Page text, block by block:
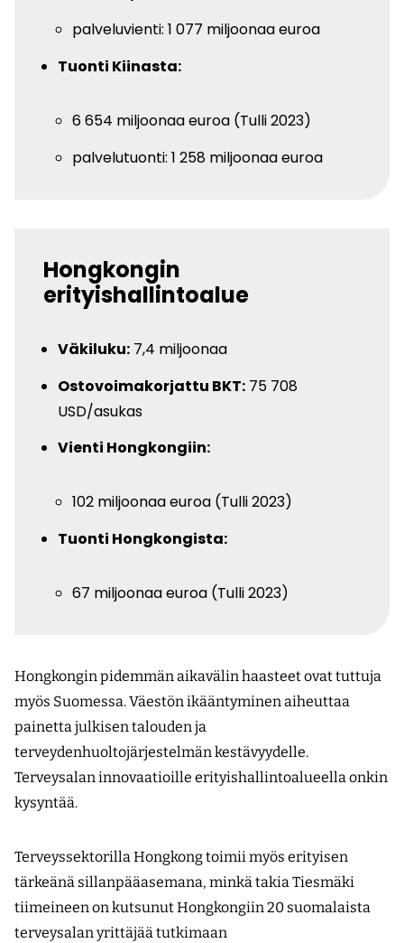
palveluvienti: 1 077 miljoonaa euroa
Tuonti Kiinasta:
6 654 miljoonaa euroa (Tulli 2023)
palvelutuonti: 1 258 miljoonaa euroa
Hongkongin
erityishallintoalue
Väkiluku: 7,4 miljoonaa
Ostovoimakorjattu BKT: 75 708
USD/asukas
Vienti Hongkongiin:
102 miljoonaa euroa (Tulli 2023)
Tuonti Hongkongista:
67 miljoonaa euroa (Tulli 2023)
Hongkongin pidemmän aikavälin haasteet ovat tuttuja
myös Suomessa. Väestön ikääntyminen aiheuttaa
painetta julkisen talouden ja
terveydenhuoltojärjestelmän kestävyydelle.
Terveysalan innovaatioille erityishallintoalueella onkin
kysyntää.
Terveyssektorilla Hongkong toimii myös erityisen
tärkeänä sillanpääasemana, minkä takia Tiesmäki
tiimeineen on kutsunut Hongkongiin 20 suomalaista
terveysalan yrittäjää tutkimaan